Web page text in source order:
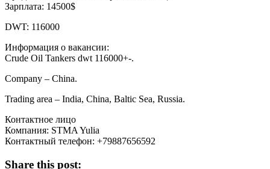
Зарплата: 14500$
DWT: 116000
Информация о вакансии:
Crude Oil Tankers dwt 116000+-.
Company – China.
Trading area – India, China, Baltic Sea, Russia.
Контактное лицо
Компания: STMA Yulia
Контактный телефон: +79887656592
Share this post: